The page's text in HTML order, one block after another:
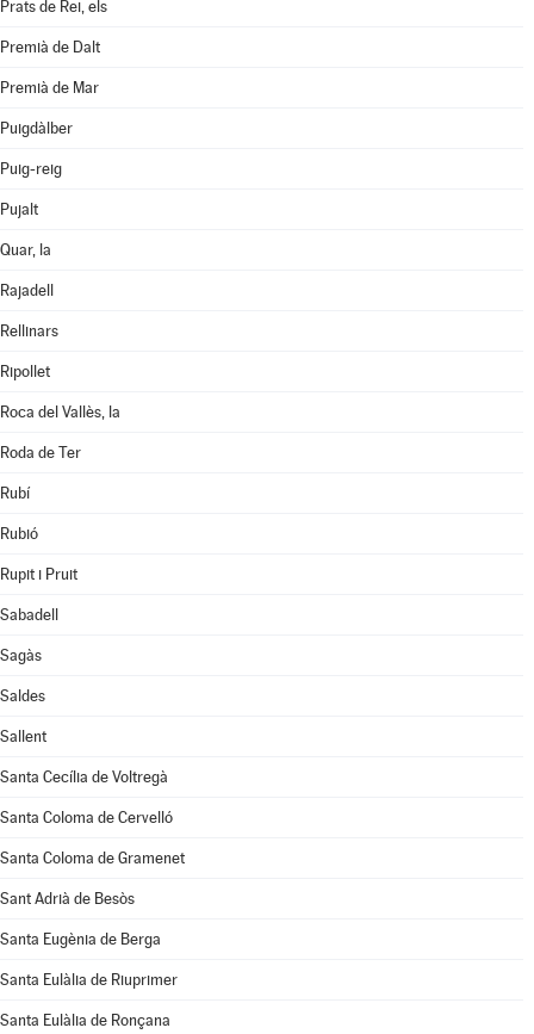
Prats de Rei, els
Premià de Dalt
Premià de Mar
Puigdàlber
Puig-reig
Pujalt
Quar, la
Rajadell
Rellinars
Ripollet
Roca del Vallès, la
Roda de Ter
Rubí
Rubió
Rupit i Pruit
Sabadell
Sagàs
Saldes
Sallent
Santa Cecília de Voltregà
Santa Coloma de Cervelló
Santa Coloma de Gramenet
Sant Adrià de Besòs
Santa Eugènia de Berga
Santa Eulàlia de Riuprimer
Santa Eulàlia de Ronçana